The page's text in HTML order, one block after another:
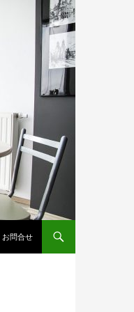
お問合せ